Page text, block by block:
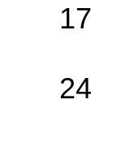
17
24